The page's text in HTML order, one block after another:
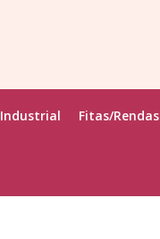
Industrial Fitas/Rendas